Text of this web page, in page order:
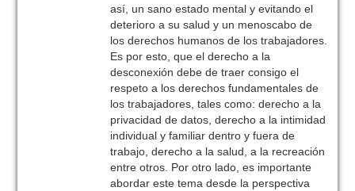
así, un sano estado mental y evitando el
deterioro a su salud y un menoscabo de
los derechos humanos de los trabajadores.
Es por esto, que el derecho a la
desconexión debe de traer consigo el
respeto a los derechos fundamentales de
los trabajadores, tales como: derecho a la
privacidad de datos, derecho a la intimidad
individual y familiar dentro y fuera de
trabajo, derecho a la salud, a la recreación
entre otros. Por otro lado, es importante
abordar este tema desde la perspectiva